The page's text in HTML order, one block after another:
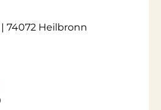
74072 Heilbronn